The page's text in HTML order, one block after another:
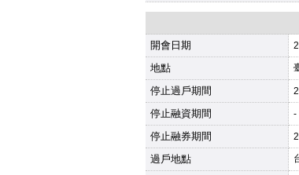
開會日期
地點
停止過戶期間
停止融資期間 -
停止融券期間
過戶地點